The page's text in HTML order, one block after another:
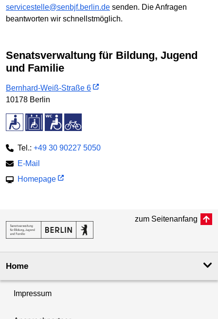
servicestelle@senbjf.berlin.de senden. Die Anfragen
beantworten wir schnellstmöglich.
Senatsverwaltung für Bildung, Jugend
und Familie
Bernhard-Weiß-Straße 6
10178 Berlin
Tel.: +49 30 90227 5050
E-Mail
Homepage
zum Seitenanfang
Home
Impressum